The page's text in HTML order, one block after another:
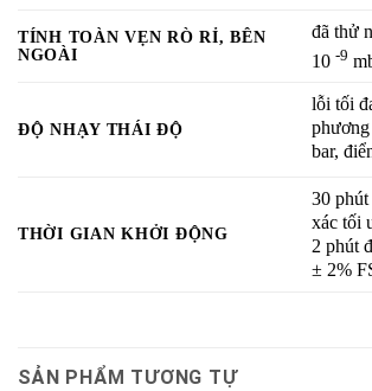
TÍNH TOÀN VẸN RÒ RỈ, BÊN
NGOÀI
đã thử
10 -9
ĐỘ NHẠY THÁI ĐỘ
lỗi tối
phương
bar,
THỜI GIAN KHỞI ĐỘNG
30
xác tối
2 phút
± 2%
SẢN PHẨM TƯƠNG TỰ